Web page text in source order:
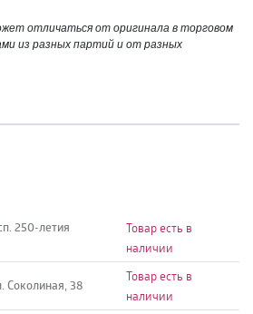
отличаться от оригинала в торговом
из разных партий и от разных
250-летия
Товар есть в
наличии
Соколиная, 38
Товар есть в
наличии